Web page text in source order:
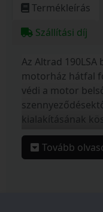
Termékleírás
Szállítási díj
Az Altrad
motorház hátfal
védi a motor
kialakításának
mindennapi
a stabil rögzítést
Tovább